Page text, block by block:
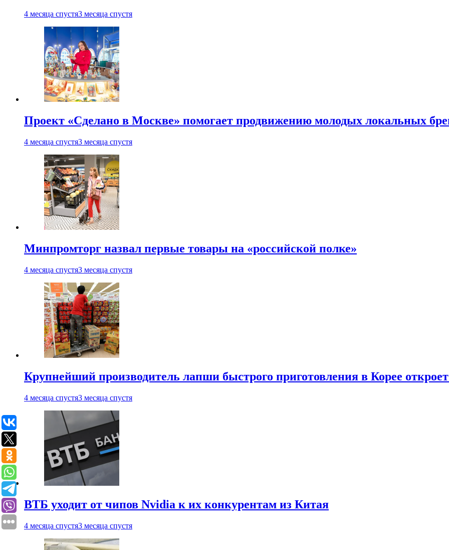
4 месяца спустя3 месяца спустя
Проект «Сделано в Москве» помогает продвижению молодых локальных
4 месяца спустя3 месяца спустя
Минпромторг назвал первые товары на «российской полке»
4 месяца спустя3 месяца спустя
Крупнейший производитель лапши быстрого приготовления в Корее
4 месяца спустя3 месяца спустя
ВТБ уходит от чипов Nvidia к их конкурентам из Китая
4 месяца спустя3 месяца спустя